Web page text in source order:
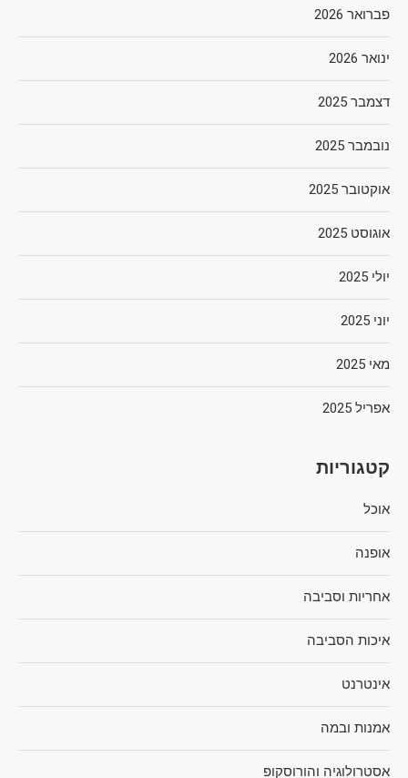
פברואר 2026
ינואר 2026
דצמבר 2025
נובמבר 2025
אוקטובר 2025
אוגוסט 2025
יולי 2025
יוני 2025
מאי 2025
אפריל 2025
קטגוריות
אוכל
אופנה
אחריות וסביבה
איכות הסביבה
אינטרנט
אמנות ובמה
אסטרולוגיה והורוסקופ